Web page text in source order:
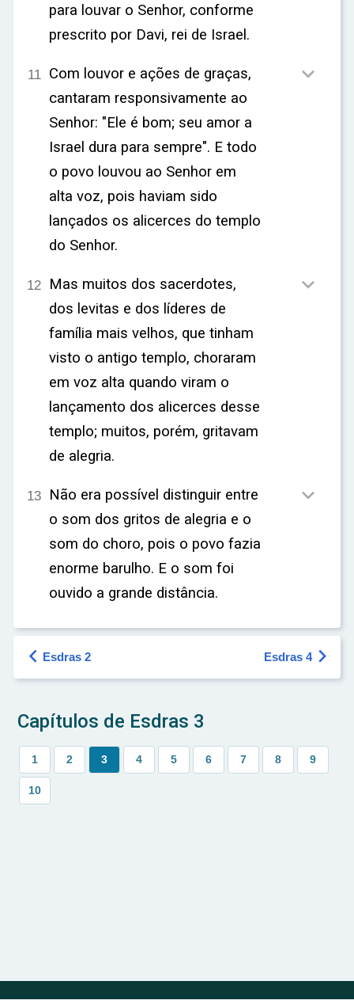
para louvar o Senhor, conforme
prescrito por Davi, rei de Israel.
11 Com louvor e ações de graças,
cantaram responsivamente ao
Senhor: "Ele é bom; seu amor a
Israel dura para sempre". E todo
o povo louvou ao Senhor em
alta voz, pois haviam sido
lançados os alicerces do templo
do Senhor.

12 Mas muitos dos sacerdotes,
dos levitas e dos líderes de
família mais velhos, que tinham
visto o antigo templo, choraram
em voz alta quando viram o
lançamento dos alicerces desse
templo; muitos, porém, gritavam
de alegria.

13 Não era possível distinguir entre
o som dos gritos de alegria e o
som do choro, pois o povo fazia
enorme barulho. E o som foi
ouvido a grande distância.

 Esdras 2 Esdras 4 
Capítulos de Esdras 3
1 2 3 4 5 6 7 8 9
10